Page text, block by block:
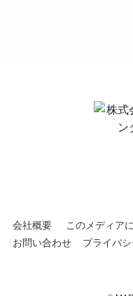
会社概要 このメディア
お問い合わせ
プライバ